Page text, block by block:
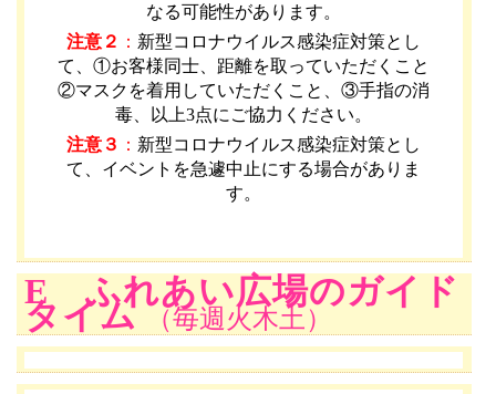
なる可能性があります。
注意２ ： 新型コロナウイルス感染症対策とし
て、①お客様同士、距離を取っていただくこと
②マスクを着用していただくこと、③手指の消
毒、以上3点にご協力ください。
注意３ ： 新型コロナウイルス感染症対策とし
て、イベントを急遽中止にする場合がありま
す。
E ふれあい広場のガイド
タイム （毎週火木土）